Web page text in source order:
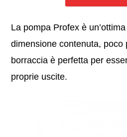
La pompa Profex è
dimensione contenuta, poco
borraccia è perfetta per
proprie uscite.